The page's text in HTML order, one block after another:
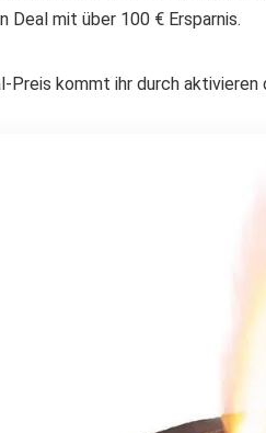
Deal mit über 100 € Ersparnis.
Preis kommt ihr durch aktivieren